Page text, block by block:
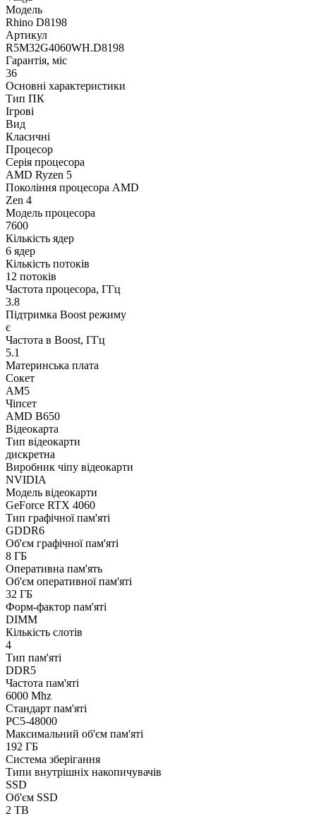
Модель
Rhino D8198
Артикул
R5M32G4060WH.D8198
Гарантія, міс
36
Основні характеристики
Тип ПК
Ігрові
Вид
Класичні
Процесор
Серія процесора
AMD Ryzen 5
Покоління процесора AMD
Zen 4
Модель процесора
7600
Кількість ядер
6 ядер
Кількість потоків
12 потоків
Частота процесора, ГГц
3.8
Підтримка Boost режиму
є
Частота в Boost, ГГц
5.1
Материнська плата
Сокет
AM5
Чіпсет
AMD B650
Відеокарта
Тип відеокарти
дискретна
Виробник чіпу відеокарти
NVIDIA
Модель відеокарти
GeForce RTX 4060
Тип графічної пам'яті
GDDR6
Об'єм графічної пам'яті
8 ГБ
Оперативна пам'ять
Об'єм оперативної пам'яті
32 ГБ
Форм-фактор пам'яті
DIMM
Кількість слотів
4
Тип пам'яті
DDR5
Частота пам'яті
6000 Mhz
Стандарт пам'яті
PC5-48000
Максимальний об'єм пам'яті
192 ГБ
Система зберігання
Типи внутрішніх накопичувачів
SSD
Об'єм SSD
2 TB